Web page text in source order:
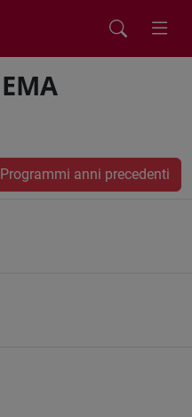
Programmi anni precedenti